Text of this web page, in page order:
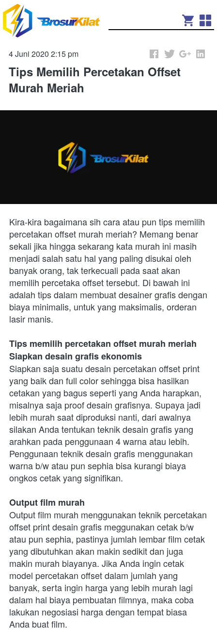
4 Juni 2020 2:15 pm
Tips Memilih Percetakan Offset
Murah Meriah
Kira-kira bagaimana sih cara atau pun tips memilih
percetakan offset murah meriah? Memang benar
sekali jika hingga sekarang kata murah ini masih
menjadi salah satu hal yang paling disukai oleh
banyak orang, tak terkecuali pada saat akan
memilih percetaka offset tersebut. Di bawah ini
adalah tips dalam membuat desainer grafis dengan
biaya minimalis, untuk yang maksimalis, orderan
lasir manis.
Tips memilih percetakan offset murah meriah
Siapkan desain grafis ekonomis
Siapkan saja suatu desain percetakan offset print
yang baik dan full color sehingga bisa hasilkan
cetakan yang bagus seperti yang Anda harapkan,
misalnya saja proof desain grafisnya. Supaya jadi
lebih murah saat diproduksi nanti, dari awalnya
silakan Anda tentukan teknik desain grafis yang
arahkan pada penggunaan 4 warna atau lebih.
Penggunaan teknik desain grafis menggunakan
warna b/w atau pun sephia bisa kurangi biaya
ongkos cetak yang signifikan.
Output film murah
Output film murah menggunakan teknik percetakan
offset print desain grafis meggunakan cetak b/w
atau pun sephia, pastinya jumlah lembar film cetak
yang dibutuhkan akan makin sedikit dan juga
makin murah biayanya. Jika Anda ingin cetak
model percetakan offset dalam jumlah yang
banyak, serta ingin harga yang lebih murah lagi
dalam hal biaya pembuatan filmnya, maka coba
lakukan negosiasi harga dengan tempat biasa
Anda buat film.